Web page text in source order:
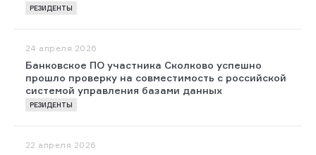
РЕЗИДЕНТЫ
24 апреля 2026
Банковское ПО участника Сколково успешно
прошло проверку на совместимость с российской
системой управления базами данных
РЕЗИДЕНТЫ
22 апреля 2026